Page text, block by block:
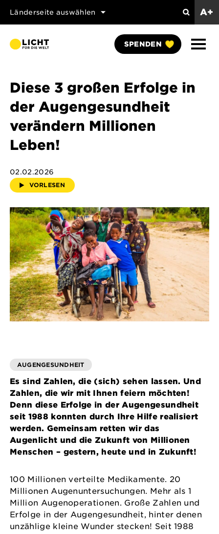
Länderseite auswählen
Search
A+
SPENDEN
Diese 3 großen Erfolge in
der Augengesundheit
verändern Millionen
Leben!
02.02.2026
VORLESEN
AUGENGESUNDHEIT
Es sind Zahlen, die (sich) sehen lassen. Und
Zahlen, die wir mit Ihnen feiern möchten!
Denn diese Erfolge in der Augengesundheit
seit 1988 konnten durch Ihre Hilfe realisiert
werden. Gemeinsam retten wir das
Augenlicht und die Zukunft von Millionen
Menschen – gestern, heute und in Zukunft!
100 Millionen verteilte Medikamente. 20
Millionen Augenuntersuchungen. Mehr als 1
Million Augenoperationen. Große Zahlen und
Erfolge in der Augengesundheit, hinter denen
unzählige kleine Wunder stecken! Seit 1988